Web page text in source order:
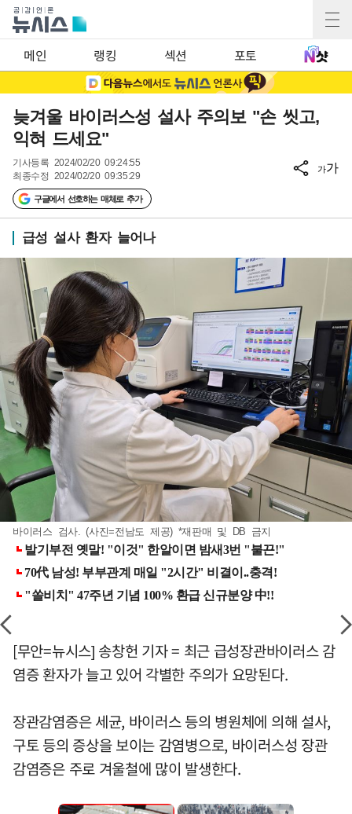
메인 랭킹 섹션 포토
늦겨울 바이러스성 설사 주의보 "손 씻고,
익혀 드세요"
기사등록 2024/02/20 09:24:55
최종수정 2024/02/20 09:35:29
구글에서 선호하는 매체로 추가
가가
급성 설사 환자 늘어나
바이러스 검사. (사진=전남도 제공) *재판매 및 DB 금지
[무안=뉴시스] 송창헌 기자 = 최근 급성장관바이러스 감
염증 환자가 늘고 있어 각별한 주의가 요망된다.
장관감염증은 세균, 바이러스 등의 병원체에 의해 설사,
구토 등의 증상을 보이는 감염병으로, 바이러스성 장관
감염증은 주로 겨울철에 많이 발생한다.